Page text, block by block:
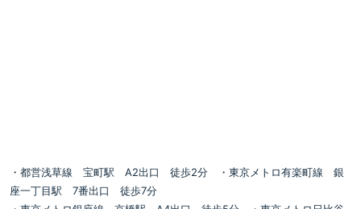
・都営浅草線 宝町駅 A2出口 徒歩2分 ・東京メトロ有楽町線 銀
座一丁目駅 7番出口 徒歩7分